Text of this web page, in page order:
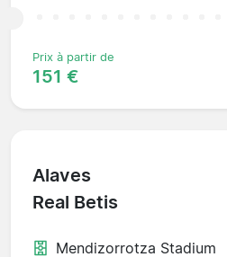
Prix à partir de
151 €
Alaves
Real Betis
Mendizorrotza Stadium